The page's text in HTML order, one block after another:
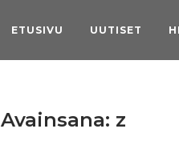
ETUSIVU UUTISET
Avainsana: z